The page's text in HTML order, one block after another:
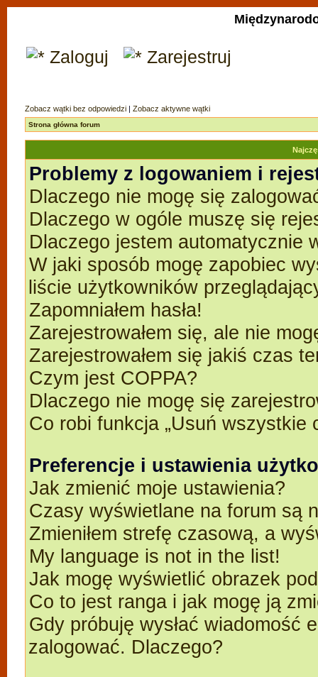
Zaloguj Zarejestruj
Zobacz wątki bez odpowiedzi | Zobacz aktywne wątki
Strona główna forum
Problemy z logowaniem i
Dlaczego nie mogę się
Dlaczego w ogóle muszę się
Dlaczego jestem automatycznie
W jaki sposób mogę zapobiec
liście użytkowników
Zapomniałem hasła!
Zarejestrowałem się, ale nie
Zarejestrowałem się jakiś czas
Czym jest COPPA?
Dlaczego nie mogę się
Co robi funkcja „Usuń wszystkie
Preferencje i ustawienia
Jak zmienić moje ustawienia?
Czasy wyświetlane na forum są
Zmieniłem strefę czasową, a
My language is not in the list!
Jak mogę wyświetlić obrazek
Co to jest ranga i jak mogę ją
Gdy próbuję wysłać wiadomość
zalogować. Dlaczego?